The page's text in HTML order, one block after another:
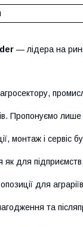
— лідера на
Пропонуємо лише
монтаж і сервіс
для
для
та